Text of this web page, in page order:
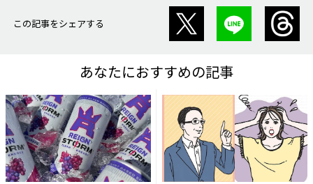
この記事をシェアする
あなたにおすすめの記事